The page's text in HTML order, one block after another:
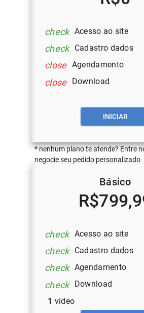
check Acesso ao site
check Cadastro dados
close Agendamento
close Download
INICIAR
* nenhum plano te atende? Entre
negocie seu pedido personalizado
Básico
check Acesso ao site
check Cadastro dados
check Agendamento
check
Download
1 vídeo